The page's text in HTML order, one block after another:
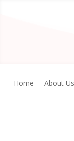
Home About Us